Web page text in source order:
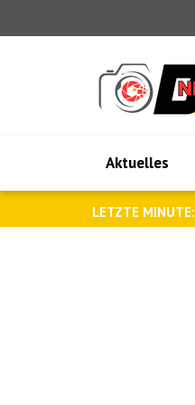
Aktuelles
LETZTE MINUTE: